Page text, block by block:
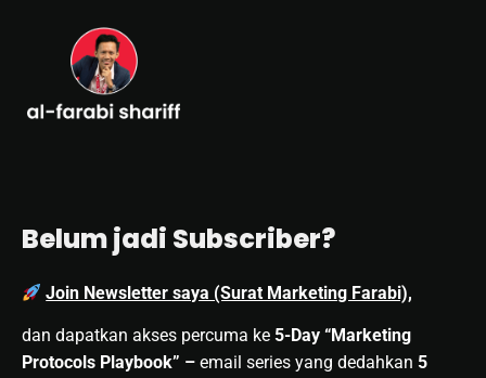
Belum jadi Subscriber?
Join Newsletter saya (Surat Marketing Farabi),
dan dapatkan akses percuma ke 5-Day “Marketing
Protocols Playbook” – email series yang dedahkan 5